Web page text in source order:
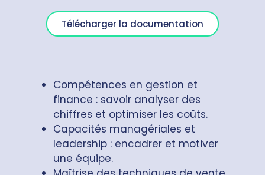
Télécharger la documentation
Compétences en gestion et
finance : savoir analyser des
chiffres et optimiser les coûts.
Capacités managériales et
leadership : encadrer et motiver
une équipe.